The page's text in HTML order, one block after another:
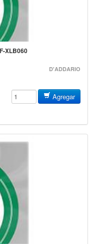
ADF-XLB060
D'ADDARIO
Agregar